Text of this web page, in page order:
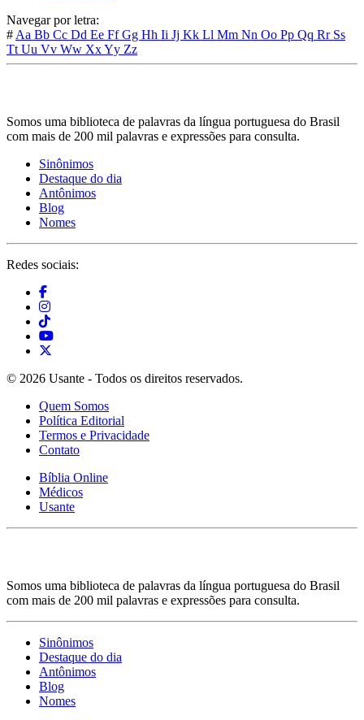
Navegar por letra:
# Aa Bb Cc Dd Ee FfGg Hh Ii Jj Kk Ll Mm Nn Oo Pp Qq Rr Ss
Tt Uu Vv Ww XxYy Zz
Somos uma biblioteca de palavras da língua portuguesa do Brasil
com mais de 200 mil palavras e expressões para consulta.
Sinônimos
Destaque do dia
Antônimos
Blog
Nomes
Redes sociais:
© 2026 Usante - Todos os direitos reservados.
Quem Somos
Política Editorial
Termos e Privacidade
Contato
Bíblia Online
Médicos
Usante
Somos uma biblioteca de palavras da língua portuguesa do Brasil
com mais de 200 mil palavras e expressões para consulta.
Sinônimos
Destaque do dia
Antônimos
Blog
Nomes